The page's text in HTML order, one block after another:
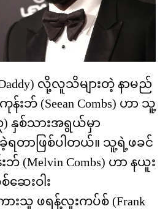
လို့လူသိများတဲ့ နာမည်
န်းဘ် (Seean Combs) ဟာ သူ့
နှစ်သားအရွယ်မှာ
တာဖြစ်ပါတယ်။ သူ့ရဲ့ဖခင်
(Melvin Combs) ဟာ နယူး
ေးဝါး
းသူ ဖရန့်လူးကပ်စ် (Frank